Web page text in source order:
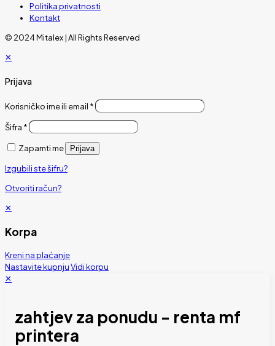
Politika privatnosti
Kontakt
© 2024 Mitalex | All Rights Reserved
✕
Prijava
Korisničko ime ili email *
Šifra *
Zapamti me Prijava
Izgubili ste šifru?
Otvoriti račun?
✕
Korpa
Kreni na plaćanje
Nastavite kupnjuVidi korpu
✕
zahtjev za ponudu - renta mf
printera